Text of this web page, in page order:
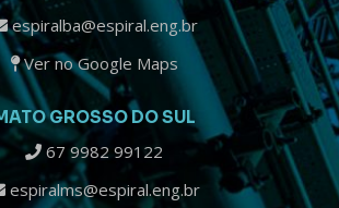
espiralba@espiral.eng.br
Ver no Google Maps
GROSSO DO SUL
67 9982 99122
espiralms@espiral.eng.br